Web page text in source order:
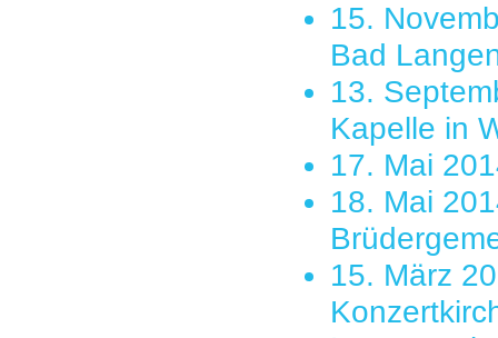
15.
Bad
13.
Kapelle in
17. Mai
18. Mai
15. März